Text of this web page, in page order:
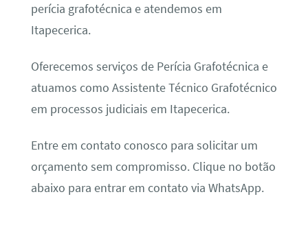
perícia grafotécnica e atendemos em
Itapecerica.
Oferecemos serviços de Perícia Grafotécnica e
atuamos como Assistente Técnico Grafotécnico
em processos judiciais em Itapecerica.
Entre em contato conosco para solicitar um
orçamento sem compromisso. Clique no botão
abaixo para entrar em contato via WhatsApp.